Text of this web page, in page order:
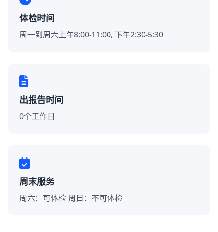
体检时间
周一到周六上午8:00-11:00, 下午2:30-5:30
出报告时间
0个工作日
周末服务
周六：可体检 周日：不可体检